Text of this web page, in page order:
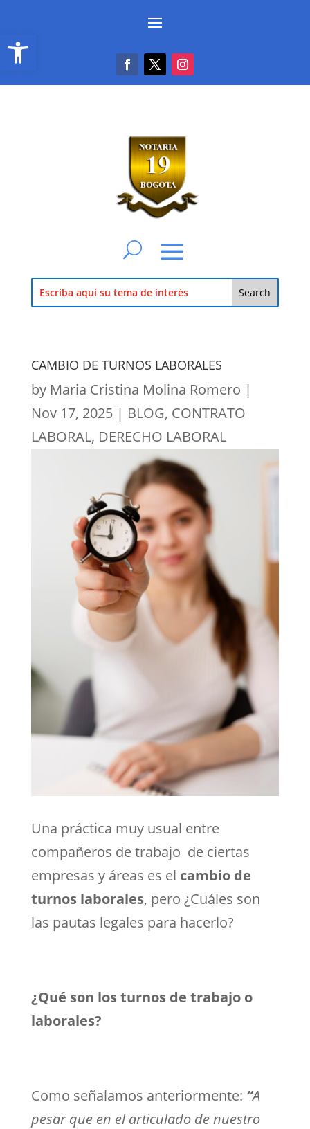
Abrir barra de herramientas
CAMBIO DE TURNOS LABORALES
by Maria Cristina Molina Romero |
Nov 17, 2025| BLOG, CONTRATO
LABORAL, DERECHO LABORAL
Una práctica muy usual entre
compañeros de trabajo de ciertas
empresas y áreas es el cambio de
turnos laborales, pero ¿Cuáles son
las pautas legales para hacerlo?
¿Qué son los turnos de trabajo o
laborales?
Como señalamos anteriormente: “A
pesar que en el articulado de nuestro